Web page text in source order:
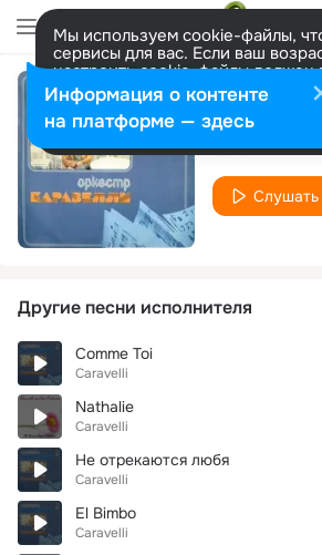
Мы используем cookie-файлы,
сервисы для вас. Если ваш
настроить cookie-файлы должен
представитель. Больше
Разрешить все Настроить
La
Caravelli
Слушать
Другие песни исполнителя
Comme Toi
Caravelli
Nathalie
Caravelli
Не отрекаются любя
Caravelli
El Bimbo
Caravelli
Информация о контенте
на платформе — здесь